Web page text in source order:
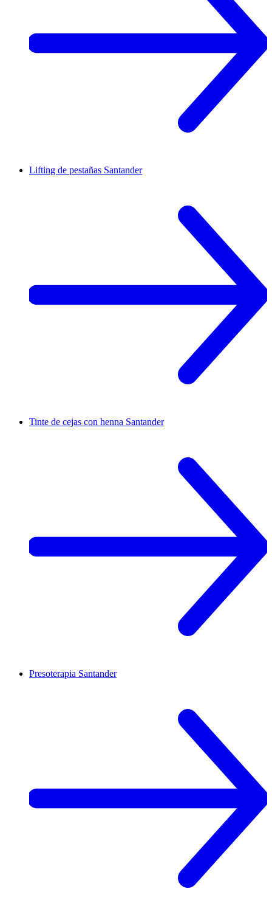
Lifting de pestañas Santander
Tinte de cejas con henna Santander
Presoterapia Santander